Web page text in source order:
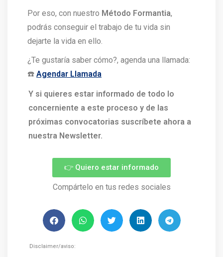
Por eso, con nuestro Método Formantia,
podrás conseguir el trabajo de tu vida sin
dejarte la vida en ello.
¿Te gustaría saber cómo?, agenda una llamada:
☎️ Agendar Llamada
Y si quieres estar informado de todo lo
concerniente a este proceso y de las
próximas convocatorias suscríbete ahora a
nuestra Newsletter.
👉 Quiero estar informado
Compártelo en tus redes sociales
Disclaimer/aviso: